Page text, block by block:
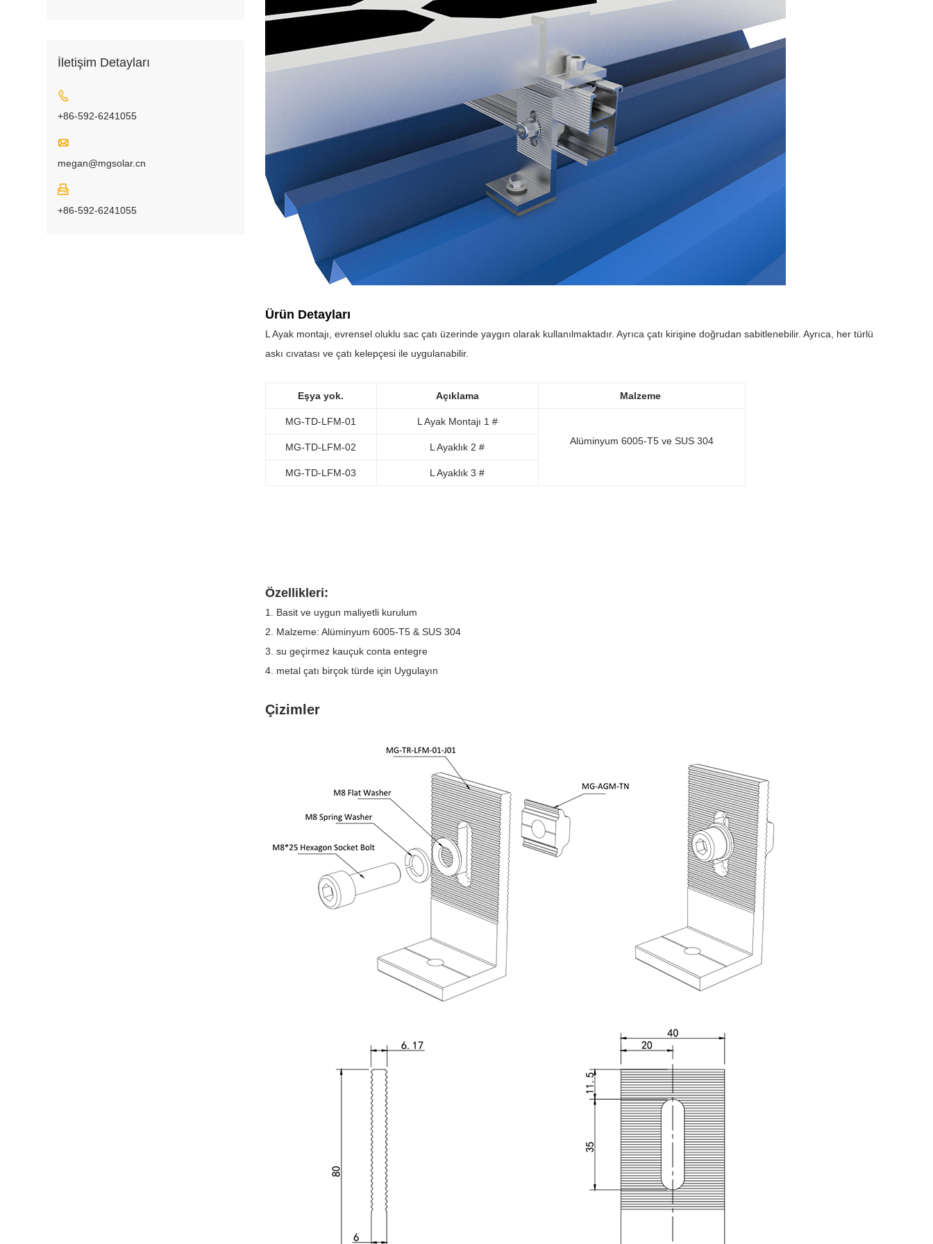
Ürün Detayları
L Ayak montajı, evrensel oluklu sac çatı üzerinde yaygın olarak kullanılmaktadır. Ayrıca çatı kirişine doğrudan sabitlenebilir. Ayrıca, her türlü
askı cıvatası ve çatı kelepçesi ile uygulanabilir.
Eşya yok. Açıklama Malzeme
MG-TD-LFM-01
L Ayak Montajı 1 #
Alüminyum 6005-T5 ve SUS 304
MG-TD-LFM-02 L Ayaklık 2 #
MG-TD-LFM-03 L Ayaklık 3 #
Özellikleri:
1. Basit ve uygun maliyetli kurulum
2. Malzeme: Alüminyum 6005-T5 & SUS 304
3. su geçirmez kauçuk conta entegre
4. metal çatı birçok türde için Uygulayın
Çizimler
İletişim Detayları

+86-592-6241055

megan@mgsolar.cn

+86-592-6241055